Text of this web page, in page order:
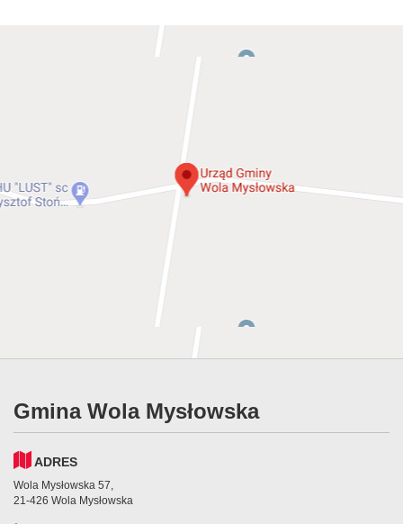
Gmina Wola Mysłowska
ADRES
Wola Mysłowska 57,
21-426 Wola Mysłowska